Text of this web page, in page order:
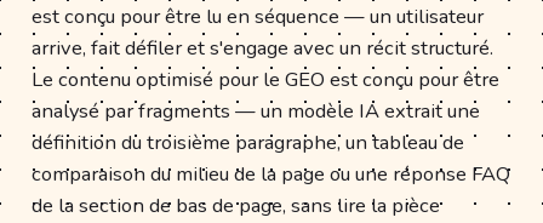
est conçu pour être lu en séquence — un utilisateur
arrive, fait défiler et s'engage avec un récit structuré.
Le contenu optimisé pour le GEO est conçu pour être
analysé par fragments — un modèle IA extrait une
définition du troisième paragraphe, un tableau de
comparaison du milieu de la page ou une réponse FAQ
de la section de bas de page, sans lire la pièce